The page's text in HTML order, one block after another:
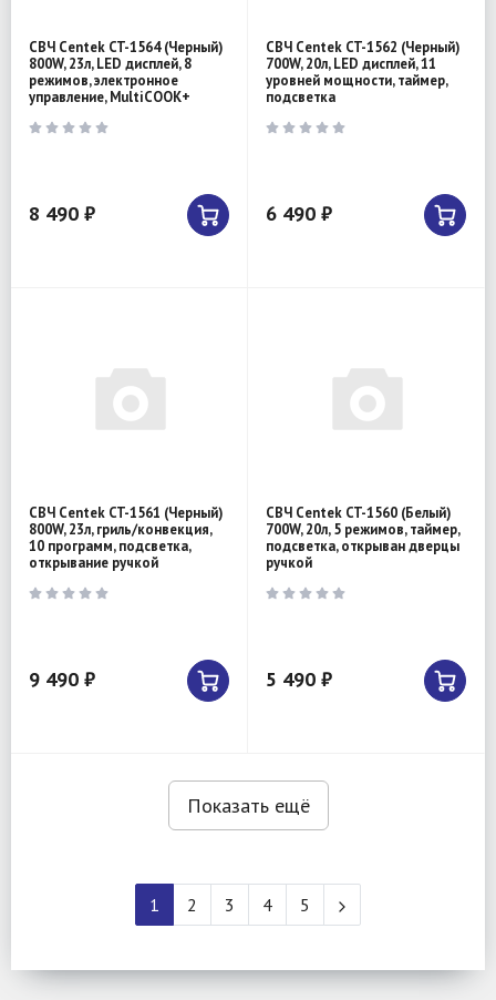
СВЧ Centek CT-1564 (Черный)
800W, 23л, LED дисплей, 8
режимов, электронное
управление, MultiCOOK+
8 490 ₽
СВЧ Centek CT-1562 (Черный)
700W, 20л, LED дисплей, 11
уровней мощности, таймер,
подсветка
6 490 ₽
СВЧ Centek CT-1561 (Черный)
800W, 23л, гриль/конвекция,
10 программ, подсветка,
открывание ручкой
9 490 ₽
СВЧ Centek CT-1560 (Белый)
700W, 20л, 5 режимов, таймер,
подсветка, открыван дверцы
ручкой
5 490 ₽
Показать ещё
1 2 3 4 5